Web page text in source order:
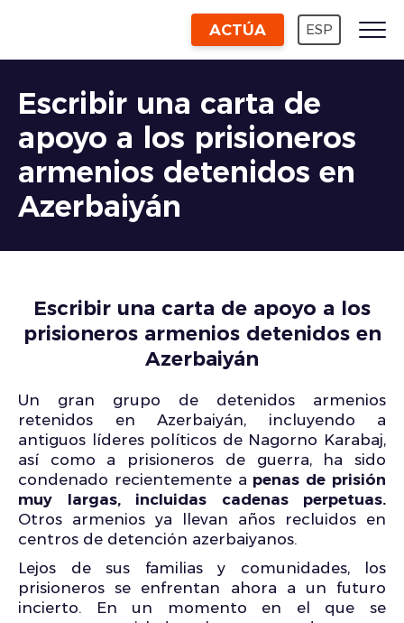
ACTÚA ESP
Escribir una carta de
apoyo a los prisioneros
armenios detenidos en
Azerbaiyán
Escribir una carta de apoyo a los
prisioneros armenios detenidos en
Azerbaiyán
Un gran grupo de detenidos armenios
retenidos en Azerbaiyán, incluyendo a
antiguos líderes políticos de Nagorno Karabaj,
así como a prisioneros de guerra, ha sido
condenado recientemente a penas de prisión
muy largas, incluidas cadenas perpetuas.
Otros armenios ya llevan años recluidos en
centros de detención azerbaiyanos.
Lejos de sus familias y comunidades, los
prisioneros se enfrentan ahora a un futuro
incierto. En un momento en el que se